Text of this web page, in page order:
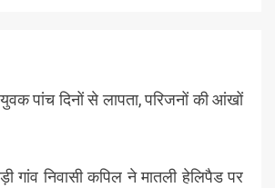
पांच दिनों से लापता, परिजनों की आंखों
गांव निवासी कपिल ने मातली हेलिपैड पर